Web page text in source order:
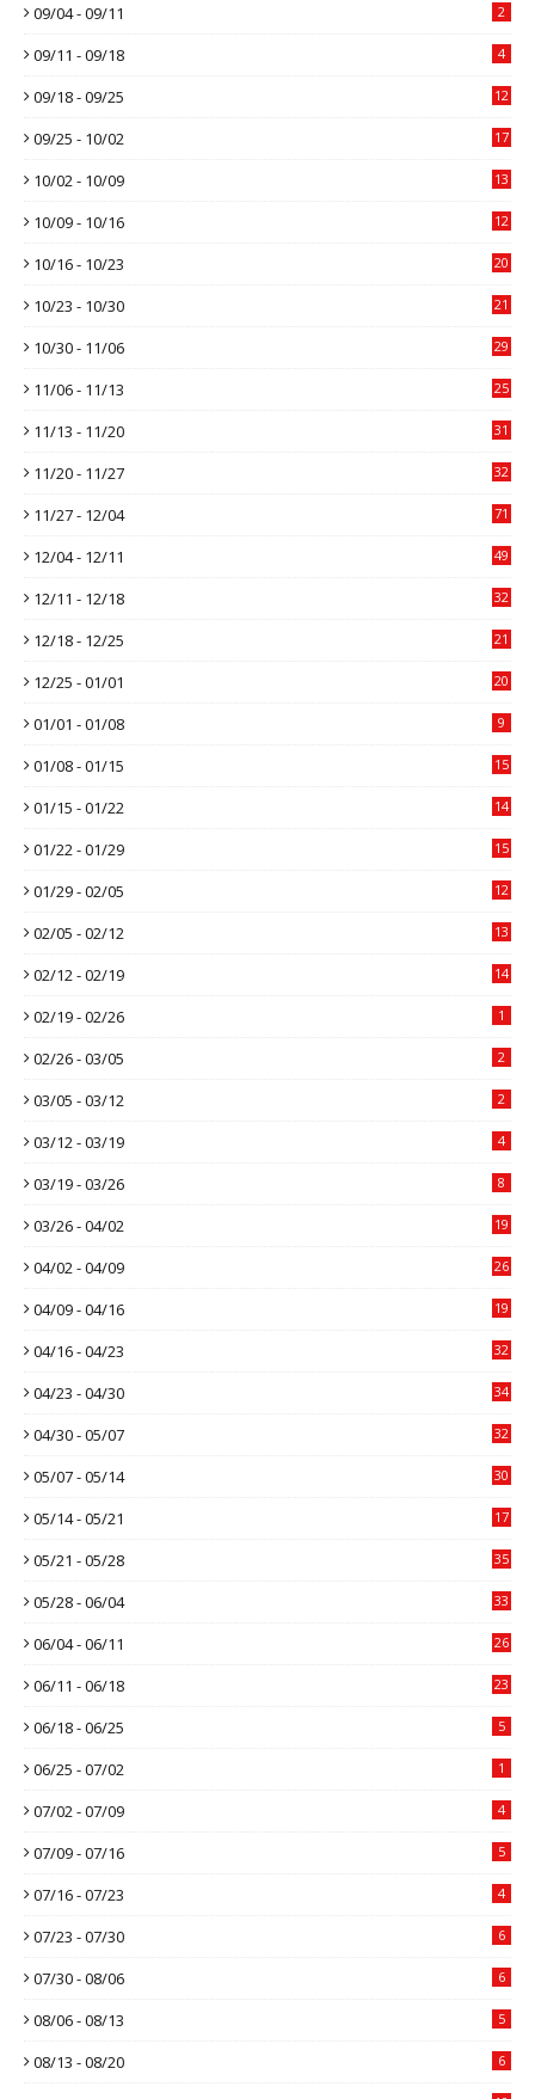
09/04 - 09/11 2
09/11 - 09/18 4
09/18 - 09/25 12
09/25 - 10/02 17
10/02 - 10/09 13
10/09 - 10/16 12
10/16 - 10/23 20
10/23 - 10/30 21
10/30 - 11/06 29
11/06 - 11/13 25
11/13 - 11/20 31
11/20 - 11/27 32
11/27 - 12/04 71
12/04 - 12/11 49
12/11 - 12/18 32
12/18 - 12/25 21
12/25 - 01/01 20
01/01 - 01/08 9
01/08 - 01/15 15
01/15 - 01/22 14
01/22 - 01/29 15
01/29 - 02/05 12
02/05 - 02/12 13
02/12 - 02/19 14
02/19 - 02/26 1
02/26 - 03/05 2
03/05 - 03/12 2
03/12 - 03/19 4
03/19 - 03/26 8
03/26 - 04/02 19
04/02 - 04/09 26
04/09 - 04/16 19
04/16 - 04/23 32
04/23 - 04/30 34
04/30 - 05/07 32
05/07 - 05/14 30
05/14 - 05/21 17
05/21 - 05/28 35
05/28 - 06/04 33
06/04 - 06/11 26
06/11 - 06/18 23
06/18 - 06/25 5
06/25 - 07/02 1
07/02 - 07/09 4
07/09 - 07/16 5
07/16 - 07/23 4
07/23 - 07/30 6
07/30 - 08/06 6
08/06 - 08/13 5
08/13 - 08/20 6